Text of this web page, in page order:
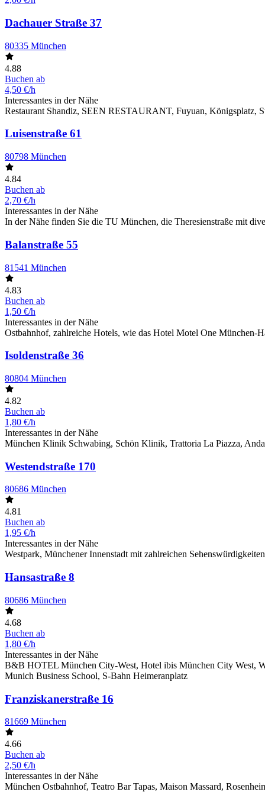
Dachauer Straße 37
80335 München
4.88
Buchen ab
4,50 €/h
Interessantes in der Nähe
Restaurant Shandiz, SEEN RESTAURANT, Fuyuan, Königsplatz,
Luisenstraße 61
80798 München
4.84
Buchen ab
2,70 €/h
Interessantes in der Nähe
In der Nähe finden Sie die TU München, die Theresienstraße mit
Balanstraße 55
81541 München
4.83
Buchen ab
1,50 €/h
Interessantes in der Nähe
Ostbahnhof, zahlreiche Hotels, wie das Hotel Motel One München-
Isoldenstraße 36
80804 München
4.82
Buchen ab
1,80 €/h
Interessantes in der Nähe
München Klinik Schwabing, Schön Klinik, Trattoria La Piazza,
Westendstraße 170
80686 München
4.81
Buchen ab
1,95 €/h
Interessantes in der Nähe
Westpark, Münchener Innenstadt mit zahlreichen
Hansastraße 8
80686 München
4.68
Buchen ab
1,80 €/h
Interessantes in der Nähe
B&B HOTEL München City-West, Hotel ibis München City West,
Munich Business School, S-Bahn Heimeranplatz
Franziskanerstraße 16
81669 München
4.66
Buchen ab
2,50 €/h
Interessantes in der Nähe
München Ostbahnhof, Teatro Bar Tapas, Maison Massard,